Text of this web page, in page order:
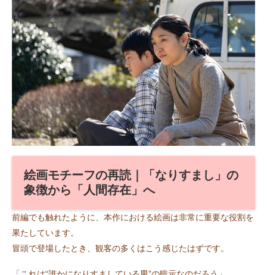
絵画モチーフの再読｜「なりすまし」の
象徴から「人間存在」へ
前編でも触れたように、本作における絵画は非常に重要な役割を
果たしています。
冒頭で登場したとき、観客の多くはこう感じたはずです。